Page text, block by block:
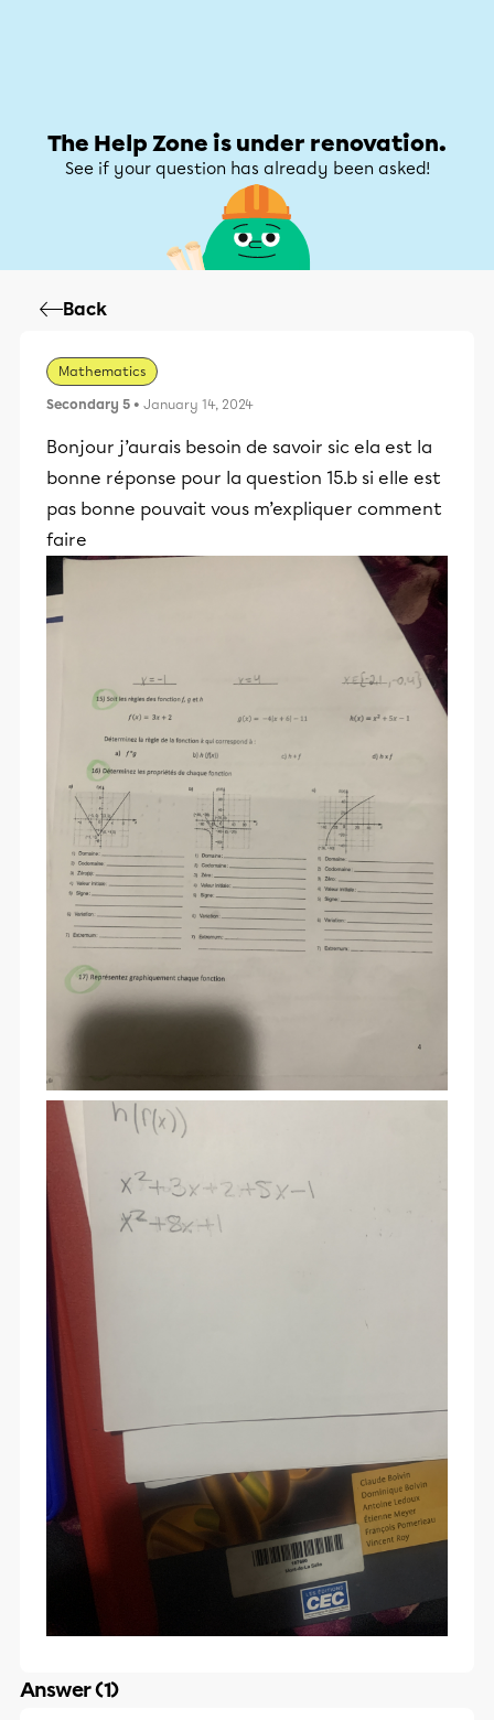
The Help Zone is under renovation.
See if your question has already been asked!
Back
Mathematics
Secondary 5 • January 14, 2024
Bonjour j’aurais besoin de savoir sic ela est la
bonne réponse pour la question 15.b si elle est
pas bonne pouvait vous m’expliquer comment
faire
Answer (1)